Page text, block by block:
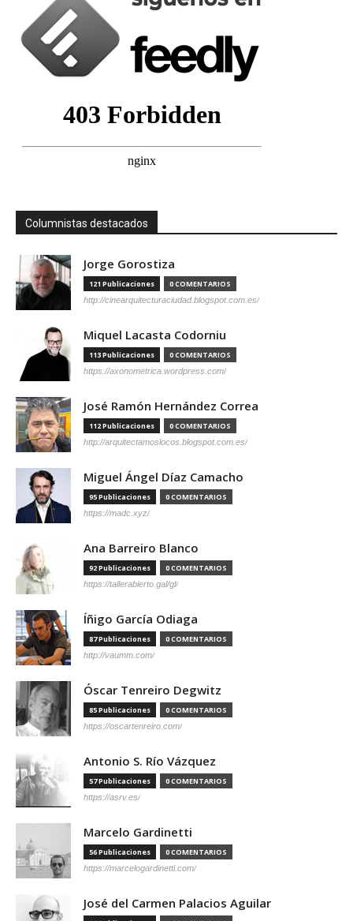
Columnistas destacados
Jorge Gorostiza
121 Publicaciones 0 COMENTARIOS
http://cinearquitecturaciudad.blogspot.com.es/
Miquel Lacasta Codorniu
113 Publicaciones 0 COMENTARIOS
https://axonometrica.wordpress.com/
José Ramón Hernández Correa
112 Publicaciones 0 COMENTARIOS
http://arquitectamoslocos.blogspot.com.es/
Miguel Ángel Díaz Camacho
95 Publicaciones 0 COMENTARIOS
https://madc.xyz/
Ana Barreiro Blanco
92 Publicaciones 0 COMENTARIOS
https://tallerabierto.gal/gl/
Íñigo García Odiaga
87 Publicaciones 0 COMENTARIOS
http://vaumm.com/
Óscar Tenreiro Degwitz
85 Publicaciones 0 COMENTARIOS
https://oscartenreiro.com/
Antonio S. Río Vázquez
57 Publicaciones 0 COMENTARIOS
https://asrv.es/
Marcelo Gardinetti
56 Publicaciones 0 COMENTARIOS
https://marcelogardinetti.com/
José del Carmen Palacios Aguilar